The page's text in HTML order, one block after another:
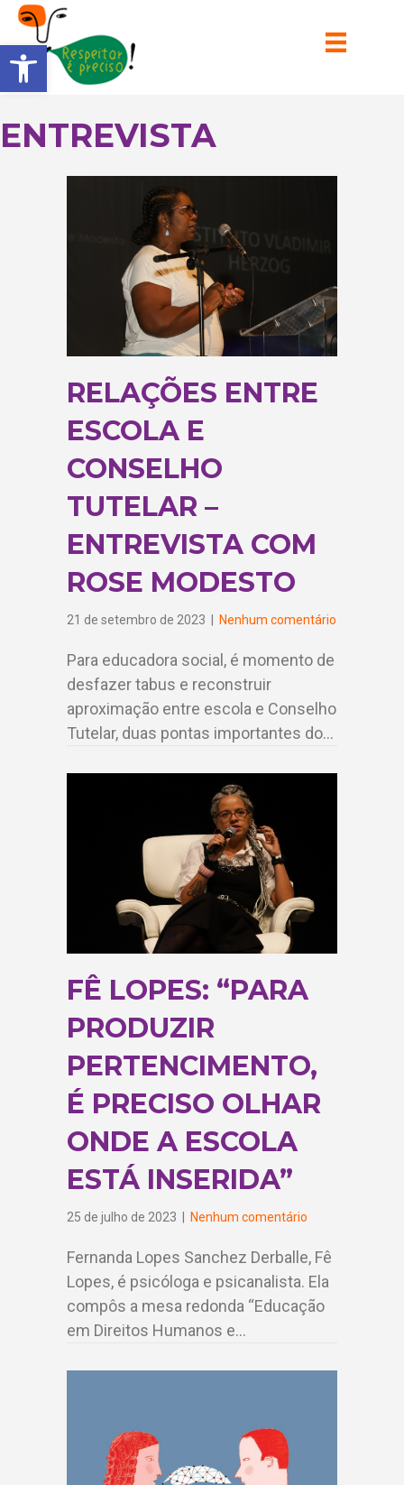
Barra de Ferramentas Aberta
ENTREVISTA
RELAÇÕES ENTRE
ESCOLA E
CONSELHO
TUTELAR –
ENTREVISTA COM
ROSE MODESTO
21 de setembro de 2023 Nenhum comentário
Para educadora social, é momento de
desfazer tabus e reconstruir
aproximação entre escola e Conselho
Tutelar, duas pontas importantes do…
FÊ LOPES: “PARA
PRODUZIR
PERTENCIMENTO,
É PRECISO OLHAR
ONDE A ESCOLA
ESTÁ INSERIDA”
25 de julho de 2023 Nenhum comentário
Fernanda Lopes Sanchez Derballe, Fê
Lopes, é psicóloga e psicanalista. Ela
compôs a mesa redonda “Educação
em Direitos Humanos e…